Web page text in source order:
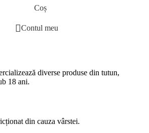
Coș
Contul meu
diverse produse din tutun,
18 ani.
din cauza vârstei.